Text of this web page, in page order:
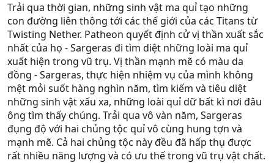
Trải qua thời gian, những sinh vật ma quỉ tạo những
con đường liên thông tới các thế giới của các Titans từ
Twisting Nether. Patheon quyết định cử vị thần xuất sắc
nhất của họ - Sargeras đi tìm diệt những loài ma quỉ
xuất hiện trong vũ trụ. Vị thần mạnh mẽ có màu da
đồng - Sargeras, thực hiện nhiệm vụ của mình không
mệt mỏi suốt hàng nghìn năm, tìm kiếm và tiêu diệt
những sinh vật xấu xa, những loài quỉ dữ bất kì nơi đâu
ông tìm thấy chúng. Trải qua vô vàn năm, Sargeras
đụng độ với hai chủng tộc quỉ vô cùng hung tợn và
mạnh mẽ. Cả hai chủng tộc này đều đã hấp thụ được
rất nhiều năng lượng và có ưu thế trong vũ trụ vật chất.